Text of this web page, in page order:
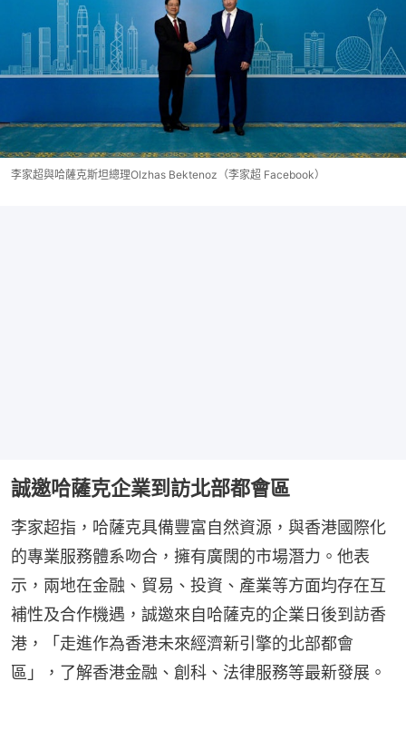
李家超與哈薩克斯坦總理Olzhas Bektenoz（李家超 Facebook）
誠邀哈薩克企業到訪北部都會區
李家超指，哈薩克具備豐富自然資源，與香港國際化
的專業服務體系吻合，擁有廣闊的市場潛力。他表
示，兩地在金融、貿易、投資、產業等方面均存在互
補性及合作機遇，誠邀來自哈薩克的企業日後到訪香
港，「走進作為香港未來經濟新引擎的北部都會
區」，了解香港金融、創科、法律服務等最新發展。